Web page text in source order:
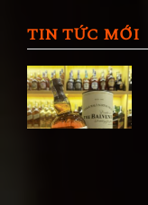
TIN TỨC MỚI